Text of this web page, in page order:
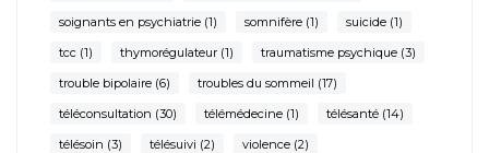
soignants en psychiatrie (1) somnifère (1) suicide (1)
tcc (1) thymorégulateur (1) traumatisme psychique (3)
trouble bipolaire (6) troubles du sommeil (17)
téléconsultation (30) télémédecine (1) télésanté (14)
télésoin (3) télésuivi (2) violence (2)